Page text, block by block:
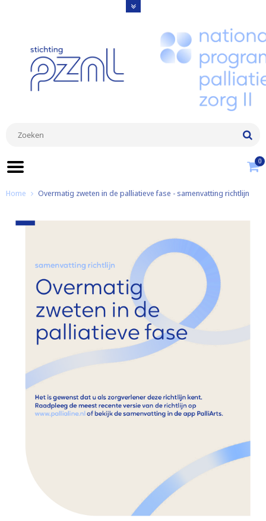
0
Home Overmatig zweten in de palliatieve fase - samenvatting richtlijn